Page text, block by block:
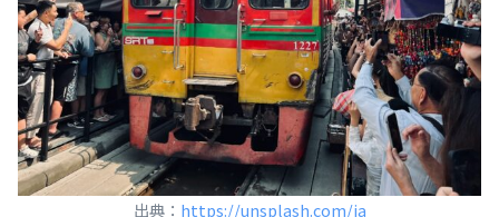
出典： https://unsplash.com/ja